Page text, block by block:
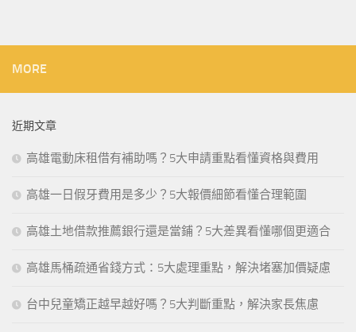
MORE
近期文章
高雄電動床租借有補助嗎？5大申請重點看懂資格與費用
高雄一日假牙費用是多少？5大報價細節看懂合理範圍
高雄土地借款推薦銀行還是當鋪？5大差異看懂哪個更適合
高雄馬桶疏通省錢方式：5大處理重點，解決堵塞加價疑慮
台中兒童矯正越早越好嗎？5大判斷重點，解決家長焦慮